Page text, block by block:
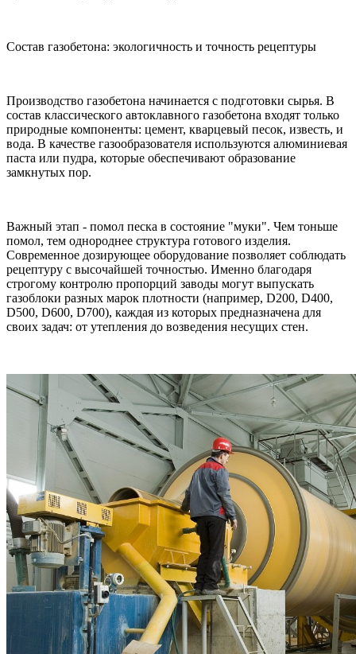
Состав газобетона: экологичность и точность рецептуры
Производство газобетона начинается с подготовки сырья. В
состав классического автоклавного газобетона входят только
природные компоненты: цемент, кварцевый песок, известь, и
вода. В качестве газообразователя используются алюминиевая
паста или пудра, которые обеспечивают образование
замкнутых пор.
Важный этап - помол песка в состояние "муки". Чем тоньше
помол, тем однороднее структура готового изделия.
Современное дозирующее оборудование позволяет соблюдать
рецептуру с высочайшей точностью. Именно благодаря
строгому контролю пропорций заводы могут выпускать
газоблоки разных марок плотности (например, D200, D400,
D500, D600, D700), каждая из которых предназначена для
своих задач: от утепления до возведения несущих стен.